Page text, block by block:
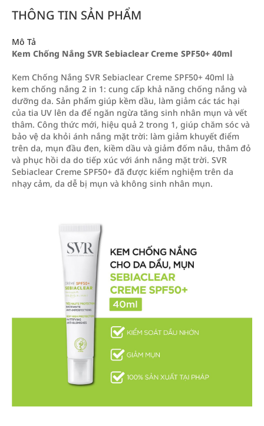
THÔNG TIN SẢN PHẨM
Mô Tả
Kem Chống Nắng SVR Sebiaclear Creme SPF50+ 40ml
Kem Chống Nắng SVR Sebiaclear Creme SPF50+ 40ml là
kem chống nắng 2 in 1: cung cấp khả năng chống nắng và
dưỡng da. Sản phẩm giúp kềm dầu, làm giảm các tác hại
của tia UV lên da để ngăn ngừa tăng sinh nhân mụn và vết
thâm. Công thức mới, hiệu quả 2 trong 1, giúp chăm sóc và
bảo vệ da khỏi ánh nắng mặt trời: làm giảm khuyết điểm
trên da, mụn đầu đen, kiềm dầu và giảm đốm nâu, thâm đỏ
và phục hồi da do tiếp xúc với ánh nắng mặt trời. SVR
Sebiaclear Creme SPF50+ đã được kiểm nghiệm trên da
nhạy cảm, da dễ bị mụn và không sinh nhân mụn.